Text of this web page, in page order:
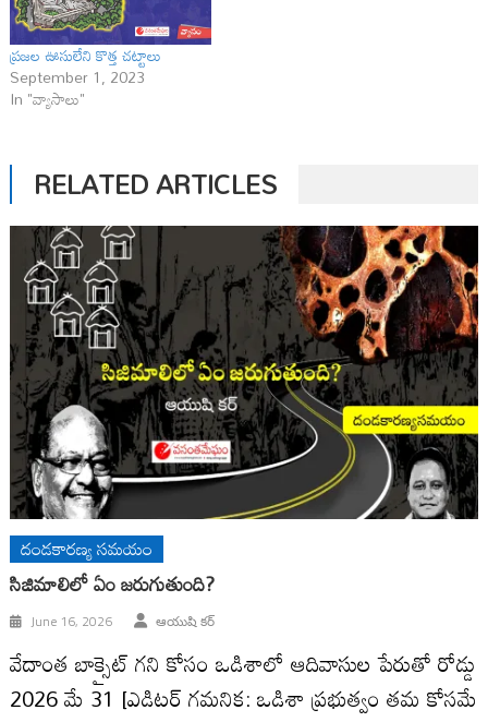
ప్రజల ఊసులేని కొత్త చట్టాలు
September 1, 2023
In "వ్యాసాలు"
RELATED ARTICLES
దండకారణ్య సమయం
సిజిమాలిలో ఏం జరుగుతుంది?
June 16, 2026 ఆయుషి కర్
వేదాంత బాక్సైట్ గని కోసం ఒడిశాలో ఆదివాసుల పేరుతో రోడ్డు
2026 మే 31 [ఎడిటర్ గమనిక: ఒడిశా ప్రభుత్వం తమ కోసమే